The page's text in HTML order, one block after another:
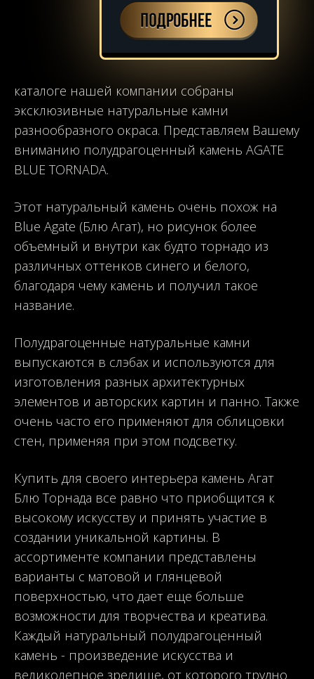
каталоге нашей компании собраны
эксклюзивные натуральные камни
разнообразного окраса. Представляем Вашему
вниманию полудрагоценный камень AGATE
BLUE TORNADA.
Этот натуральный камень очень похож на
Blue Agate (Блю Агат), но рисунок более
объемный и внутри как будто торнадо из
различных оттенков синего и белого,
благодаря чему камень и получил такое
название.
Полудрагоценные натуральные камни
выпускаются в слэбах и используются для
изготовления разных архитектурных
элементов и авторских картин и панно. Также
очень часто его применяют для облицовки
стен, применяя при этом подсветку.
Купить для своего интерьера камень Агат
Блю Торнада все равно что приобщится к
высокому искусству и принять участие в
создании уникальной картины. В
ассортименте компании представлены
варианты с матовой и глянцевой
поверхностью, что дает еще больше
возможности для творчества и креатива.
Каждый натуральный полудрагоценный
камень - произведение искусства и
великолепное зрелище, от которого трудно